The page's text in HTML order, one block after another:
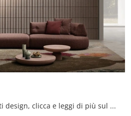
Se vuoi divani per salotti design, clicca e leggi di più sul modello Lotus in tessuto del brand Doimo Salotti.